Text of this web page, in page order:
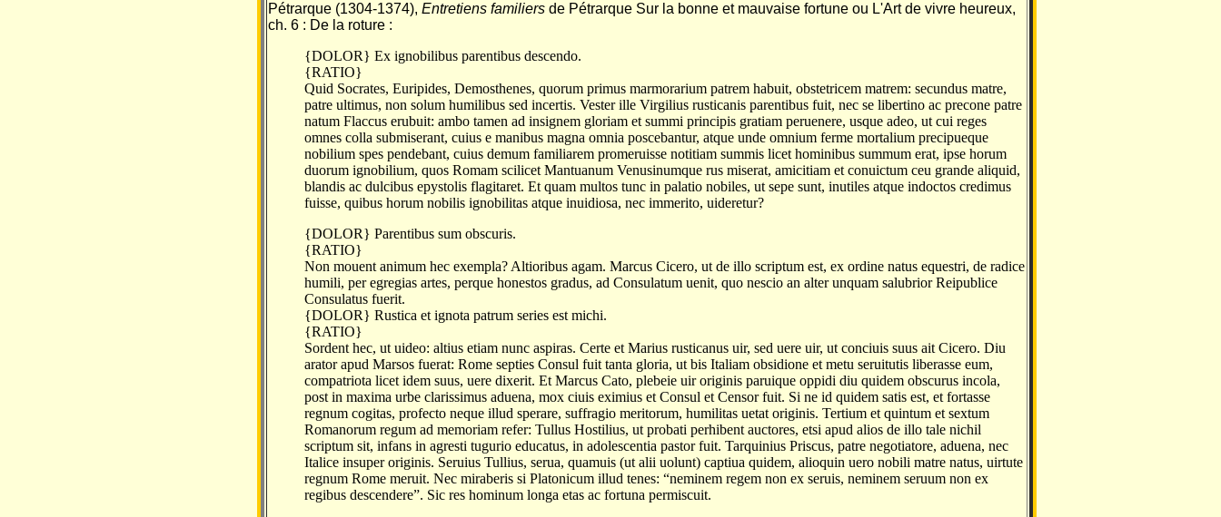
Pétrarque (1304-1374), Entretiens familiers de Pétrarque Sur la bonne et mauvaise fortune ou L'Art de vivre heureux,
ch. 6 : De la roture :
{DOLOR} Ex ignobilibus parentibus descendo.
{RATIO}
Quid Socrates, Euripides, Demosthenes, quorum primus marmorarium patrem habuit, obstetricem matrem: secundus matre,
patre ultimus, non solum humilibus sed incertis. Vester ille Virgilius rusticanis parentibus fuit, nec se libertino ac precone patre
natum Flaccus erubuit: ambo tamen ad insignem gloriam et summi principis gratiam peruenere, usque adeo, ut cui reges
omnes colla submiserant, cuius e manibus magna omnia poscebantur, atque unde omnium ferme mortalium precipueque
nobilium spes pendebant, cuius demum familiarem promeruisse notitiam summis licet hominibus summum erat, ipse horum
duorum ignobilium, quos Romam scilicet Mantuanum Venusinumque rus miserat, amicitiam et conuictum ceu grande aliquid,
blandis ac dulcibus epystolis flagitaret. Et quam multos tunc in palatio nobiles, ut sepe sunt, inutiles atque indoctos credimus
fuisse, quibus horum nobilis ignobilitas atque inuidiosa, nec immerito, uideretur?
{DOLOR} Parentibus sum obscuris.
{RATIO}
Non mouent animum hec exempla? Altioribus agam. Marcus Cicero, ut de illo scriptum est, ex ordine natus equestri, de radice
humili, per egregias artes, perque honestos gradus, ad Consulatum uenit, quo nescio an alter unquam salubrior Reipublice
Consulatus fuerit.
{DOLOR} Rustica et ignota patrum series est michi.
{RATIO}
Sordent hec, ut uideo: altius etiam nunc aspiras. Certe et Marius rusticanus uir, sed uere uir, ut conciuis suus ait Cicero. Diu
arator apud Marsos fuerat: Rome septies Consul fuit tanta gloria, ut bis Italiam obsidione et metu seruitutis liberasse eum,
compatriota licet idem suus, uere dixerit. Et Marcus Cato, plebeie uir originis paruique oppidi diu quidem obscurus incola,
post in maxima urbe clarissimus aduena, mox ciuis eximius et Consul et Censor fuit. Si ne id quidem satis est, et fortasse
regnum cogitas, profecto neque illud sperare, suffragio meritorum, humilitas uetat originis. Tertium et quintum et sextum
Romanorum regum ad memoriam refer: Tullus Hostilius, ut probati perhibent auctores, etsi apud alios de illo tale nichil
scriptum sit, infans in agresti tugurio educatus, in adolescentia pastor fuit. Tarquinius Priscus, patre negotiatore, aduena, nec
Italice insuper originis. Seruius Tullius, serua, quamuis (ut alii uolunt) captiua quidem, alioquin uero nobili matre natus, uirtute
regnum Rome meruit. Nec miraberis si Platonicum illud tenes: “neminem regem non ex seruis, neminem seruum non ex
regibus descendere”. Sic res hominum longa etas ac fortuna permiscuit.